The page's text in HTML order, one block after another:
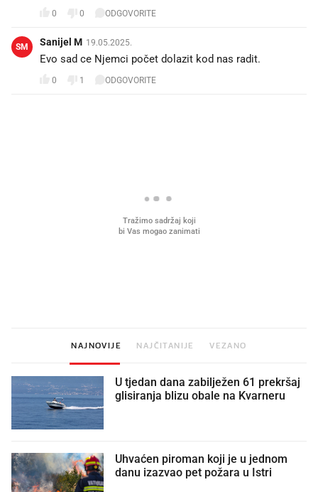
0 0 ODGOVORITE
SM Sanijel M 19.05.2025.
Evo sad ce Njemci počet dolazit kod nas radit.
0 1 ODGOVORITE
NAJNOVIJE NAJČITANIJE VEZANO
U tjedan dana zabilježen 61 prekršaj
glisiranja blizu obale na Kvarneru
Uhvaćen piroman koji je u jednom
danu izazvao pet požara u Istri